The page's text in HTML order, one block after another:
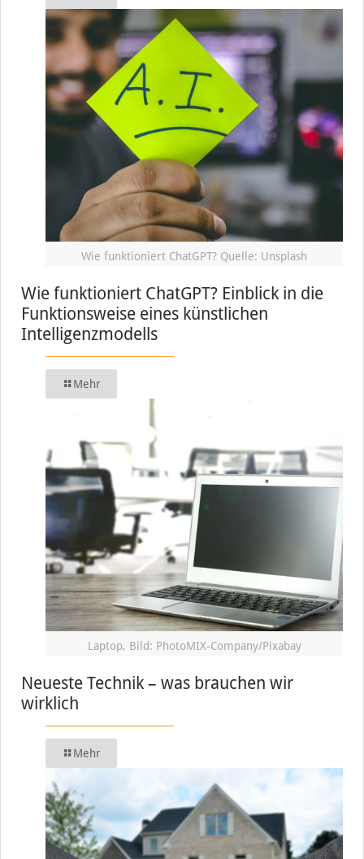
Wie funktioniert ChatGPT? Quelle: Unsplash
Wie funktioniert ChatGPT? Einblick in die
Funktionsweise eines künstlichen
Intelligenzmodells
Mehr
Laptop, Bild: PhotoMIX-Company/Pixabay
Neueste Technik – was brauchen wir
wirklich
Mehr